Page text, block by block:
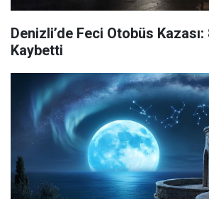
Denizli’de Feci Otobüs Kazası:
Kaybetti